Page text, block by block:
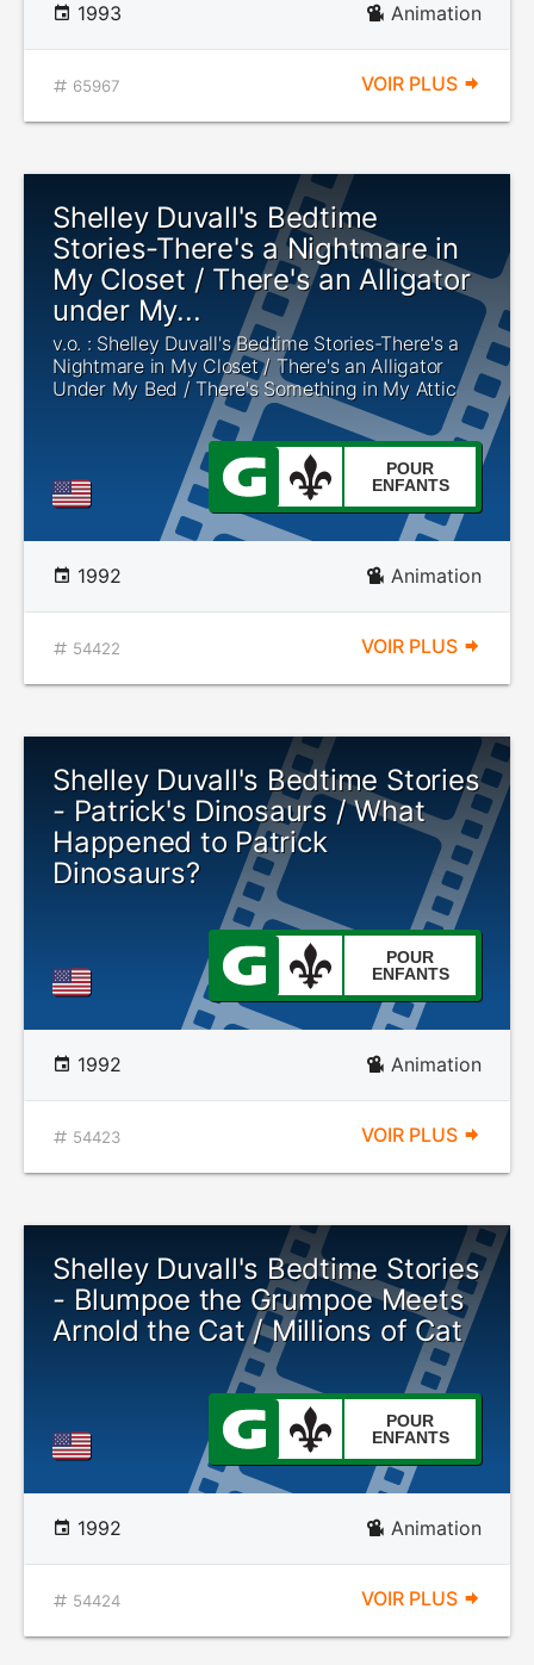
1993 Animation
65967 VOIR PLUS
Shelley Duvall's Bedtime
Stories-There's a Nightmare in
My Closet / There's an Alligator
under My...
v.o. : Shelley Duvall's Bedtime Stories-There's a
Nightmare in My Closet / There's an Alligator
Under My Bed / There's Something in My Attic
POUR
ENFANTS
1992 Animation
54422 VOIR PLUS
Shelley Duvall's Bedtime Stories
- Patrick's Dinosaurs / What
Happened to Patrick
Dinosaurs?
POUR
ENFANTS
1992 Animation
54423 VOIR PLUS
Shelley Duvall's Bedtime Stories
- Blumpoe the Grumpoe Meets
Arnold the Cat / Millions of Cat
POUR
ENFANTS
1992 Animation
54424 VOIR PLUS